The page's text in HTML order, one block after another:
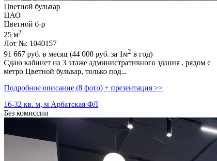
Цветной бульвар
ЦАО
Цветной б-р
25 м2
Лот №: 1040157
91 667 руб. в месяц (44 000 руб. за 1м2 в год)
Сдаю кабинет на 3 этаже административного здания ,­ рядом с
метро Цветной бульвар,­ только под...
Подробное описание (8 фото) + презентация >>
16-32 кв. м, м Арбатская ФЛ
Без комиссии